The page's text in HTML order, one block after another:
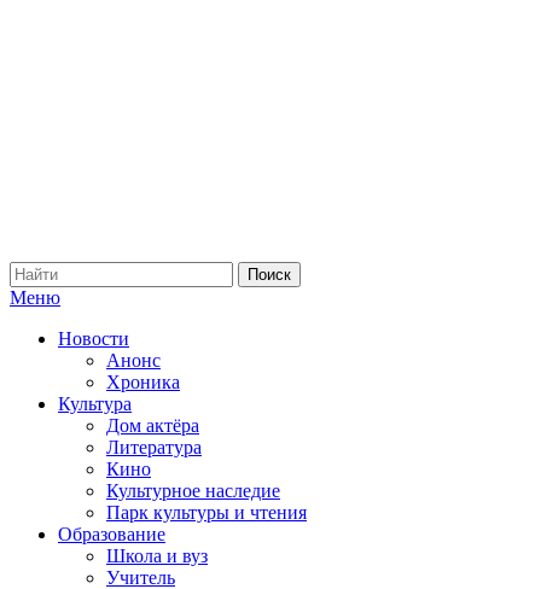
Меню
Новости
Анонс
Хроника
Культура
Дом актёра
Литература
Кино
Культурное наследие
Парк культуры и чтения
Образование
Школа и вуз
Учитель